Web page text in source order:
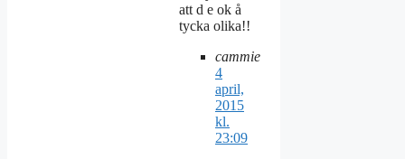
att d e ok å
tycka olika!!
cammie
4
april,
2015
kl.
23:09